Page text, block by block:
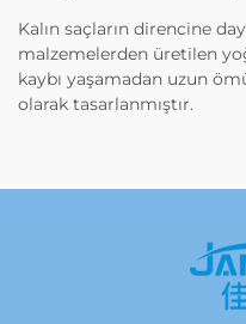
Kalın saçların direncine
malzemelerden üretilen
kaybı yaşamadan uzun
olarak tasarlanmıştır.